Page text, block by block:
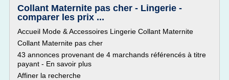
Collant Maternite pas cher - Lingerie -
comparer les prix ...
Accueil Mode & Accessoires Lingerie Collant Maternite
Collant Maternite pas cher
43 annonces provenant de 4 marchands référencés à titre
payant - En savoir plus
Affiner la recherche